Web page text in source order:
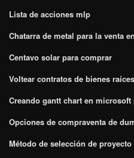
Lista de acciones mlp
Chatarra de metal para la venta
Centavo solar para comprar
Voltear contratos de bienes
Creando gantt chart en microsoft
Opciones de compraventa de
Método de selección de